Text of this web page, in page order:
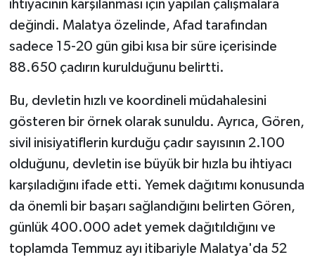
ihtiyacının karşılanması için yapılan çalışmalara
değindi. Malatya özelinde, Afad tarafından
sadece 15-20 gün gibi kısa bir süre içerisinde
88.650 çadırın kurulduğunu belirtti.
Bu, devletin hızlı ve koordineli müdahalesini
gösteren bir örnek olarak sunuldu. Ayrıca, Gören,
sivil inisiyatiflerin kurduğu çadır sayısının 2.100
olduğunu, devletin ise büyük bir hızla bu ihtiyacı
karşıladığını ifade etti. Yemek dağıtımı konusunda
da önemli bir başarı sağlandığını belirten Gören,
günlük 400.000 adet yemek dağıtıldığını ve
toplamda Temmuz ayı itibariyle Malatya'da 52